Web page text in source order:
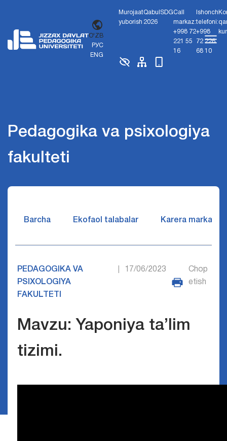
O'ZB
РУС
ENG
Murojaat
yuborish
Qabul
2026
SDGCall
markaz:
+998 72
221 55
16
Ishonch
telefoni:
+998
72 226
68 10
Pedagogika va psixologiya
fakulteti
Barcha Ekofaol talabalar Karera markazi
PEDAGOGIKA VA
PSIXOLOGIYA
FAKULTETI
17/06/2023
Chop
etish
Mavzu: Yaponiya ta’lim
tizimi.